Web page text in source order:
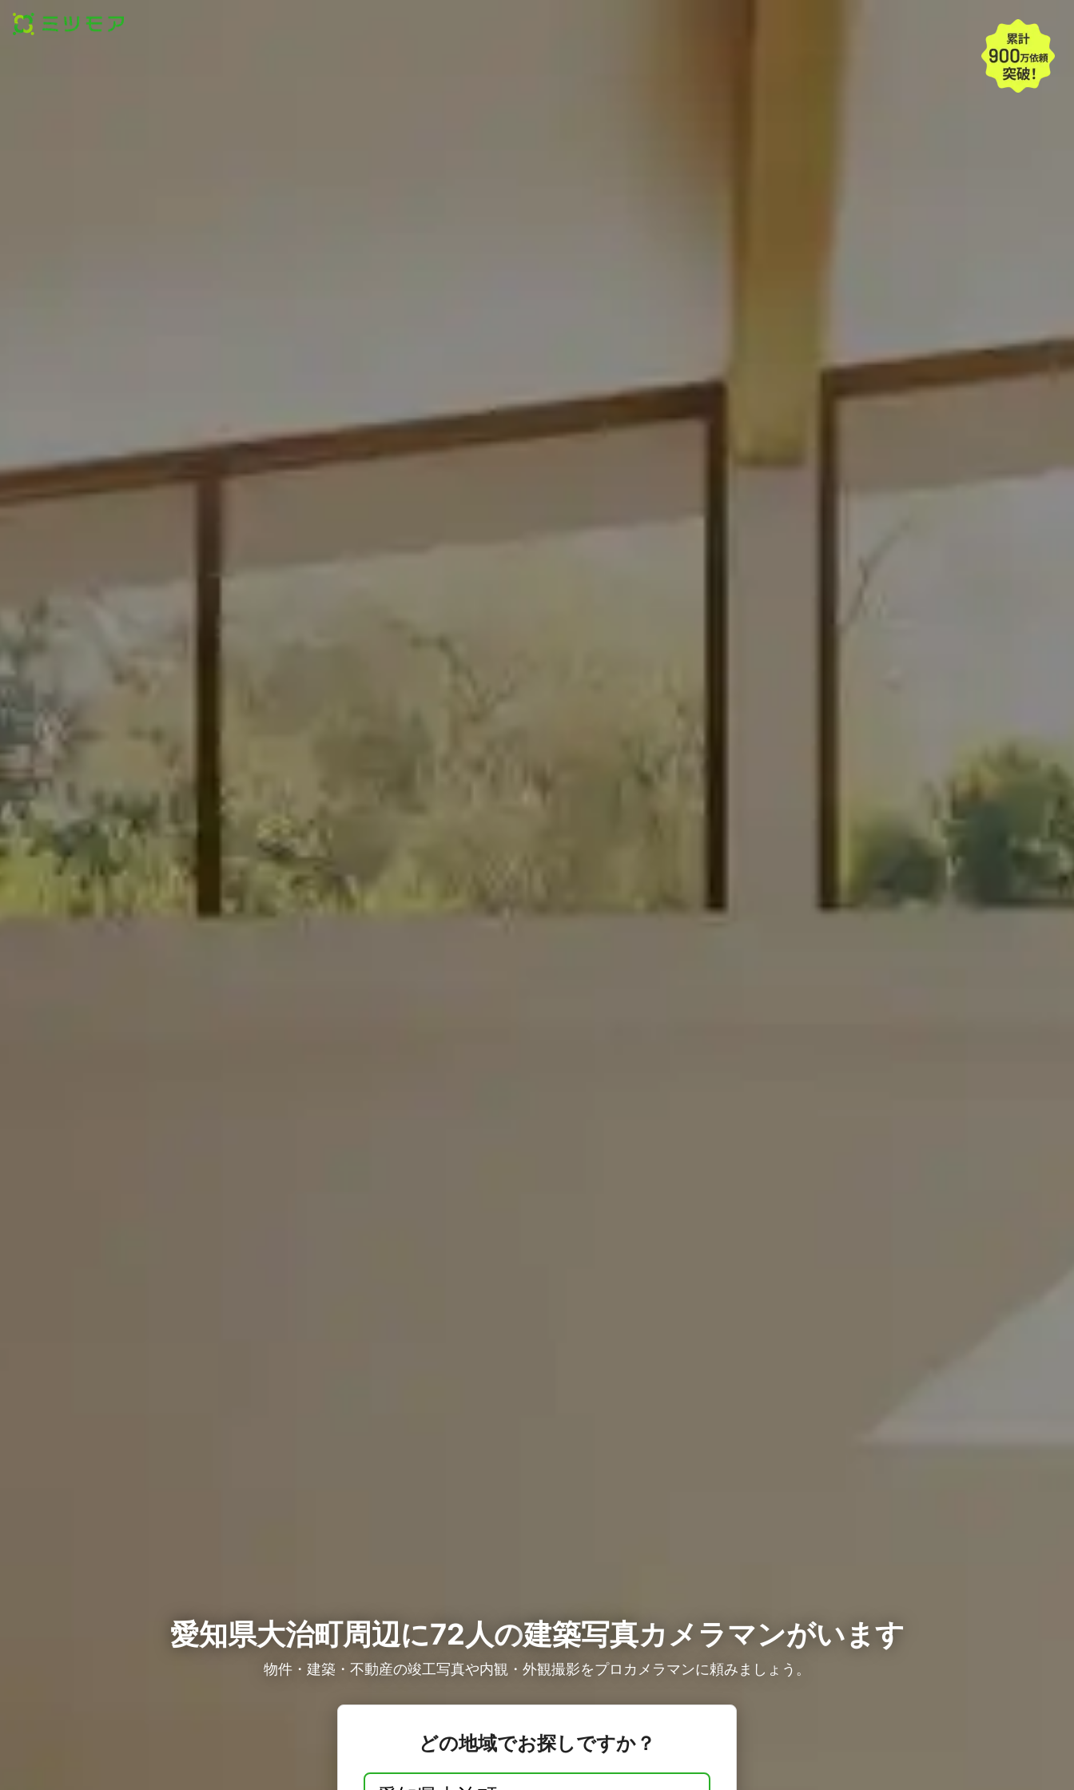
愛知県大治町周辺に72人の建築写真カメラマンがいます
物件・建築・不動産の竣工写真や内観・外観撮影をプロカメラマンに頼みましょう。
どの地域でお探しですか？